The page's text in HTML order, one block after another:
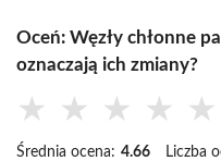
Oceń: Węzły chłonne
oznaczają ich zmiany?
★ ★ ★ ★ ★
Średnia ocena: 4.66 Liczba